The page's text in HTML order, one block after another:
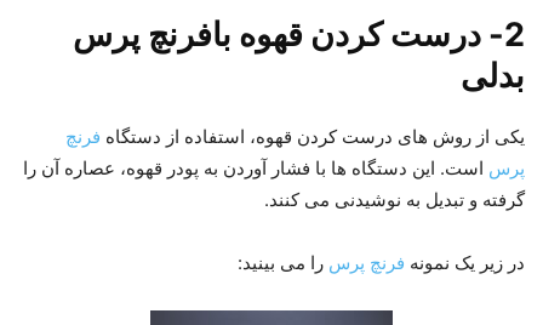
2- درست کردن قهوه بافرنچ پرس
بدلی
یکی از روش های درست کردن قهوه، استفاده از دستگاه فرنچ
پرس است. این دستگاه ها با فشار آوردن به پودر قهوه، عصاره آن را
گرفته و تبدیل به نوشیدنی می کنند.
در زیر یک نمونه فرنچ پرس را می بینید: